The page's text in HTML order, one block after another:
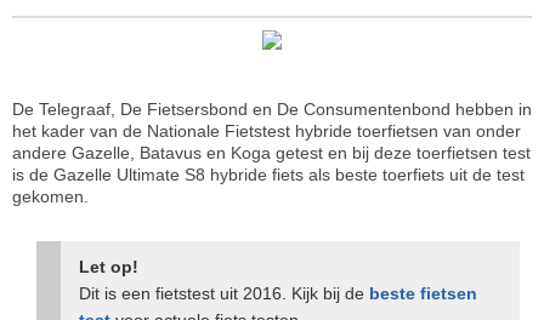
De Telegraaf, De Fietsersbond en De Consumentenbond hebben in
het kader van de Nationale Fietstest hybride toerfietsen van onder
andere Gazelle, Batavus en Koga getest en bij deze toerfietsen test
is de Gazelle Ultimate S8 hybride fiets als beste toerfiets uit de test
gekomen.
Let op!
Dit is een fietstest uit 2016. Kijk bij de beste fietsen